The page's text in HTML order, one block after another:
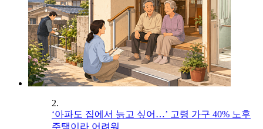
2.
‘아파도 집에서 늙고 싶어…’ 고령 가구 40% 노후
주택이라 어려워